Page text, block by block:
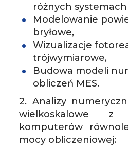
różnych systemach
­Modelowanie
bryłowe,
­Wizualizacje
trójwymiarowe,
­Budowa modeli
obliczeń MES.
2. Analizy
wielkoskalowe z
komputerów
mocy obliczeniowej: